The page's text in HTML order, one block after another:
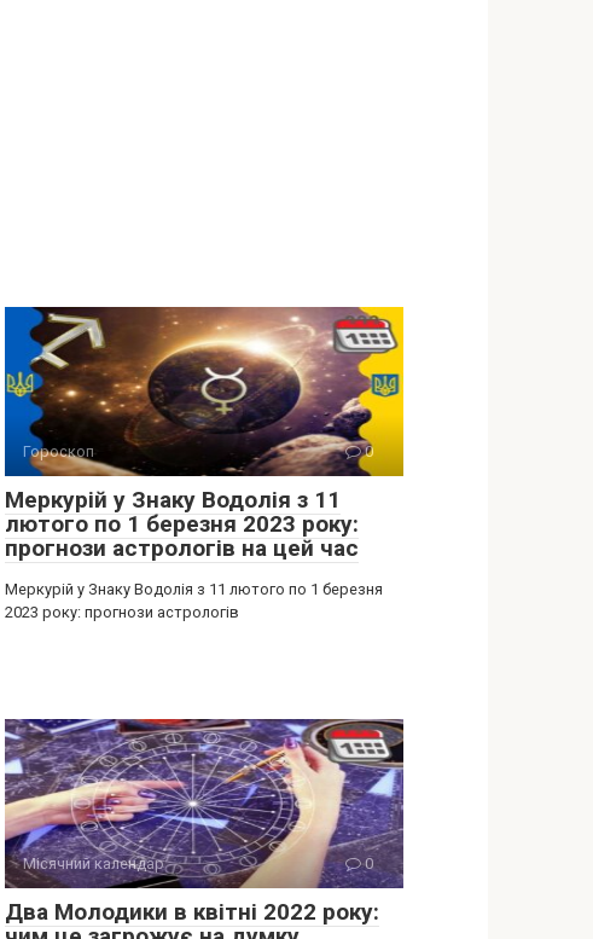
Гороскоп 0
Меркурій у Знаку Водолія з 11
лютого по 1 березня 2023 року:
прогнози астрологів на цей час
Меркурій у Знаку Водолія з 11 лютого по 1 березня
2023 року: прогнози астрологів
Місячний календар 0
Два Молодики в квітні 2022 року: